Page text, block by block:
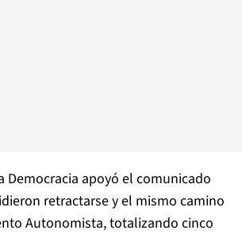
Democracia apoyó el comunicado
retractarse y el mismo camino
Autonomista, totalizando cinco